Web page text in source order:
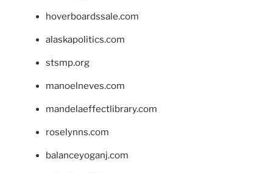
hoverboardssale.com
alaskapolitics.com
stsmp.org
manoelneves.com
mandelaeffectlibrary.com
roselynns.com
balanceyoganj.com